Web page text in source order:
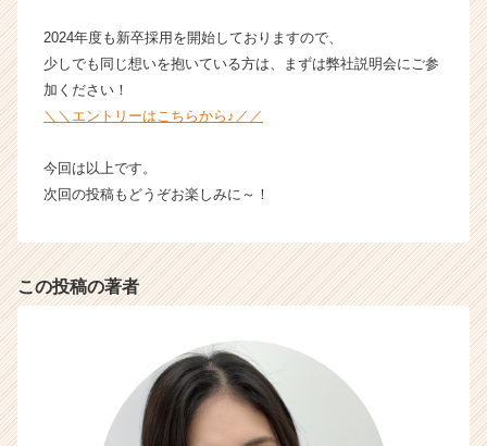
ア
（C
e
a
e
2024年度も新卒採用を開始しておりますので、
少しでも同じ想いを抱いている方は、まずは弊社説明会にご参
加ください！
＼＼エントリーはこちらから♪／／
今回は以上です。
次回の投稿もどうぞお楽しみに～！
この投稿の著者